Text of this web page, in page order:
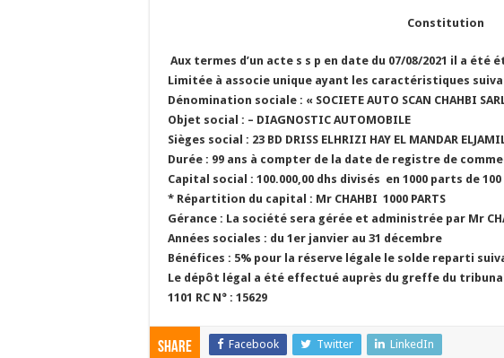
Constitution
Aux termes d’un acte s s p en date du 07/08/2021 il a
Limitée à associe unique ayant les caractéristiques
Dénomination sociale : « SOCIETE AUTO SCAN CHAHBI
Objet social : – DIAGNOSTIC AUTOMOBILE
Sièges social : 23 BD DRISS ELHRIZI HAY EL MANDAR
Durée : 99 ans à compter de la date de registre de
Capital social : 100.000,00 dhs divisés en 1000 parts de
* Répartition du capital : Mr CHAHBI 1000 PARTS
Gérance : La société sera gérée et administrée par Mr
Années sociales : du 1er janvier au 31 décembre
Bénéfices : 5% pour la réserve légale le solde reparti
Le dépôt légal a été effectué auprès du greffe du tribunal
1101 RC N° : 15629
Share Facebook Twitter LinkedIn